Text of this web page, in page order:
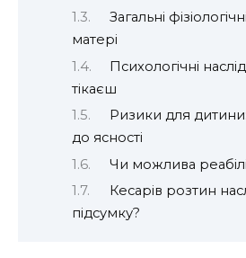
Загальні
матері
Психологічні
тікаєш
Ризики для дитини:
до ясності
Чи можлива
Кесарів розтин
підсумку?